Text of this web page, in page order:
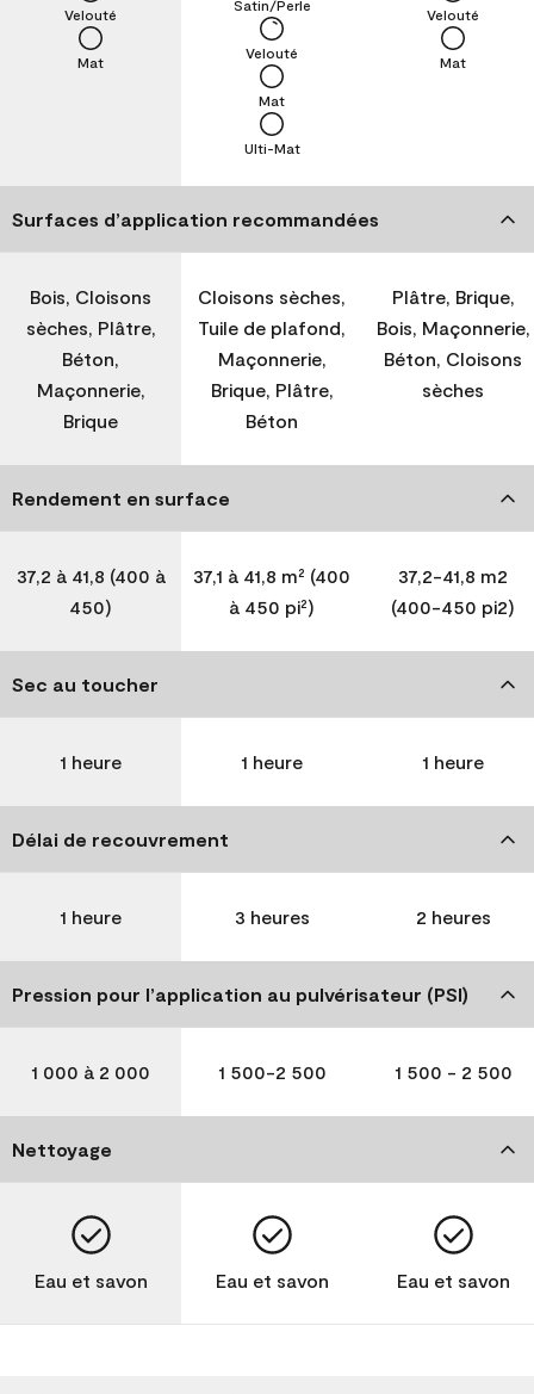
Mat
Velouté
Ulti-Mat
Mat
Velouté
Satin/Perle
Mat
Velouté
Surfaces d’application recommandées
Bois, Cloisons
sèches, Plâtre,
Béton,
Maçonnerie,
Brique
Cloisons sèches,
Tuile de plafond,
Maçonnerie,
Brique, Plâtre,
Béton
Plâtre, Brique,
Bois, Maçonnerie,
Béton, Cloisons
sèches
Rendement en surface
37,2 à 41,8 (400 à
450)
37,1 à 41,8 m² (400
à 450 pi²)
37,2-41,8 m2
(400-450 pi2)
Sec au toucher
1 heure 1 heure 1 heure
Délai de recouvrement
1 heure 3 heures 2 heures
Pression pour l’application au pulvérisateur (PSI)
1 000 à 2 000 1 500-2 500 1 500 - 2 500
Nettoyage
Eau et savon Eau et savon Eau et savon